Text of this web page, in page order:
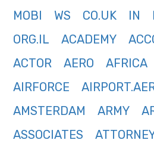
MOBI
WS CO.UK IN
ORG.IL
ACADEMY
ACTOR
AERO AFRICA
AIRFORCE
AMSTERDAM
ARMY
ASSOCIATES